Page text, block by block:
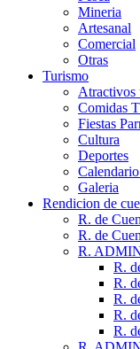
Mineria
Artesanal
Comercial
Otras
Turismo
Atractivos
Comidas
Fiestas
Cultura
Deportes
Galeria
Rendicion de
R. de
R. de
R.
R.
R.
R.
R.
R.